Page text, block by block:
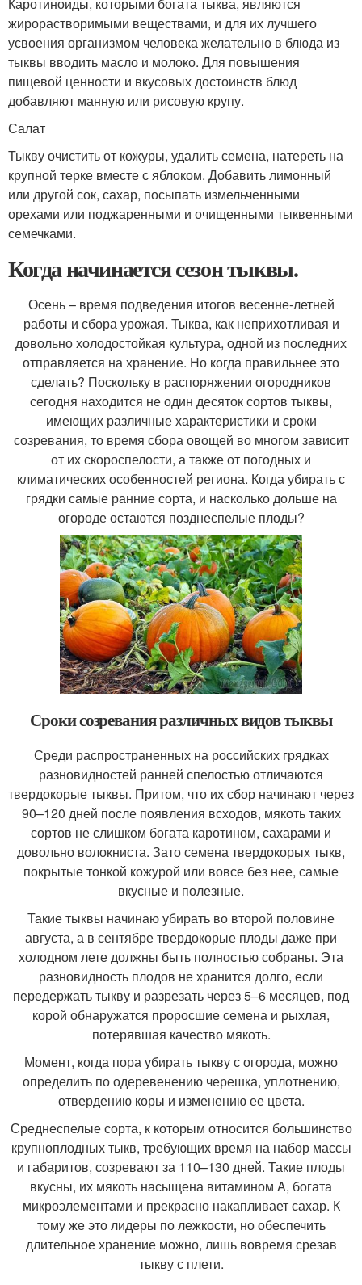
Каротиноиды, которыми богата тыква, являются
жирорастворимыми веществами, и для их лучшего
усвоения организмом человека желательно в блюда из
тыквы вводить масло и молоко. Для повышения
пищевой ценности и вкусовых достоинств блюд
добавляют манную или рисовую крупу.
Салат
Тыкву очистить от кожуры, удалить семена, натереть на
крупной терке вместе с яблоком. Добавить лимонный
или другой сок, сахар, посыпать измельченными
орехами или поджаренными и очищенными тыквенными
семечками.
Когда начинается сезон тыквы.
Осень – время подведения итогов весенне-летней
работы и сбора урожая. Тыква, как неприхотливая и
довольно холодостойкая культура, одной из последних
отправляется на хранение. Но когда правильнее это
сделать? Поскольку в распоряжении огородников
сегодня находится не один десяток сортов тыквы,
имеющих различные характеристики и сроки
созревания, то время сбора овощей во многом зависит
от их скороспелости, а также от погодных и
климатических особенностей региона. Когда убирать с
грядки самые ранние сорта, и насколько дольше на
огороде остаются позднеспелые плоды?
Сроки созревания различных видов тыквы
Среди распространенных на российских грядках
разновидностей ранней спелостью отличаются
твердокорые тыквы. Притом, что их сбор начинают через
90–120 дней после появления всходов, мякоть таких
сортов не слишком богата каротином, сахарами и
довольно волокниста. Зато семена твердокорых тыкв,
покрытые тонкой кожурой или вовсе без нее, самые
вкусные и полезные.
Такие тыквы начинаю убирать во второй половине
августа, а в сентябре твердокорые плоды даже при
холодном лете должны быть полностью собраны. Эта
разновидность плодов не хранится долго, если
передержать тыкву и разрезать через 5–6 месяцев, под
корой обнаружатся проросшие семена и рыхлая,
потерявшая качество мякоть.
Момент, когда пора убирать тыкву с огорода, можно
определить по одеревенению черешка, уплотнению,
отвердению коры и изменению ее цвета.
Среднеспелые сорта, к которым относится большинство
крупноплодных тыкв, требующих время на набор массы
и габаритов, созревают за 110–130 дней. Такие плоды
вкусны, их мякоть насыщена витамином A, богата
микроэлементами и прекрасно накапливает сахар. К
тому же это лидеры по лежкости, но обеспечить
длительное хранение можно, лишь вовремя срезав
тыкву с плети.